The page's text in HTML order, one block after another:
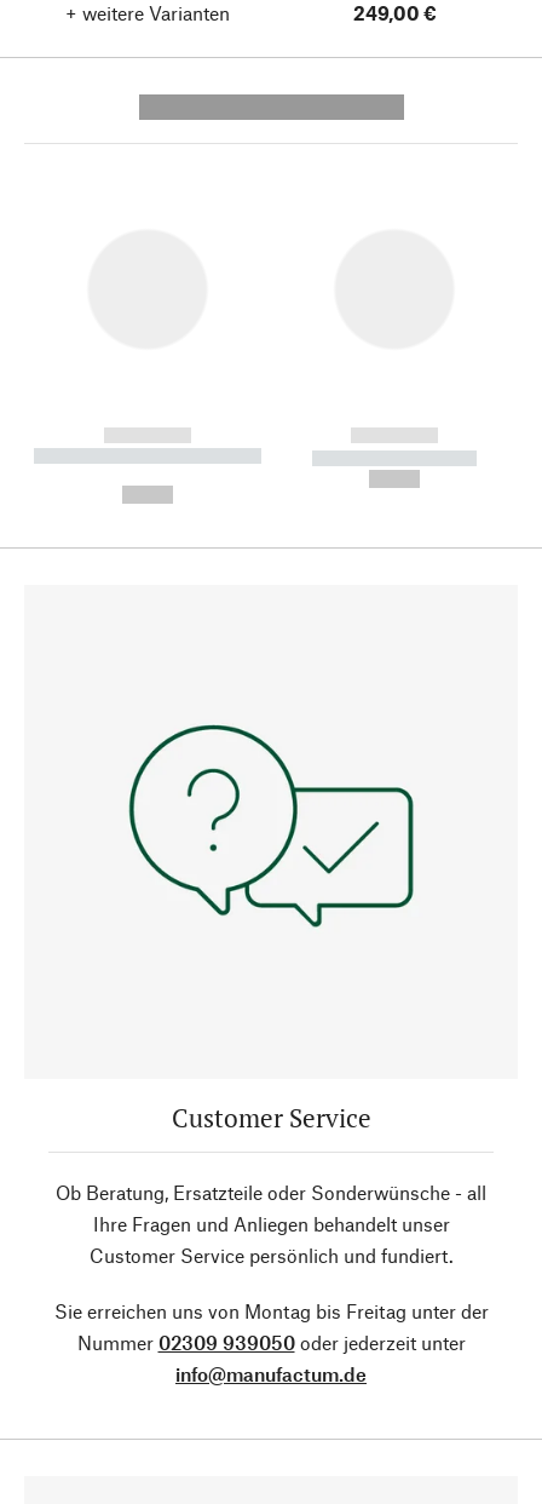
+ weitere Varianten
249,00 €
------------
----------- ----------- --------
------------
----------- -----------
Customer Service
Ob Beratung, Ersatzteile oder Sonderwünsche - all
Ihre Fragen und Anliegen behandelt unser
Customer Service persönlich und fundiert.
Sie erreichen uns von Montag bis Freitag unter der
Nummer 02309 939050oder jederzeit unter
info@manufactum.de